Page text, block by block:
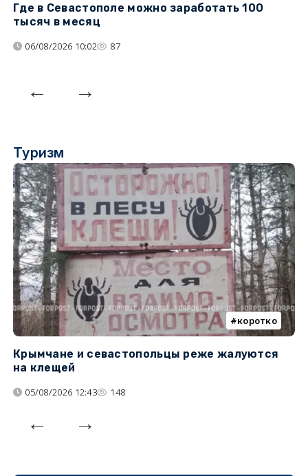
Где в Севастополе можно заработать 100
тысяч в месяц
06/08/2026 10:02 87
Туризм
коротко
Крымчане и севастопольцы реже жалуются
на клещей
05/08/2026 12:43 148